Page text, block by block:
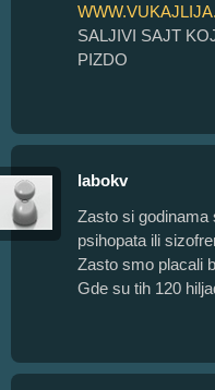
SALJIVI SAJT
PIZDO
labokv
Zasto si godinama
psihopata ili
Zasto smo placali
Gde su tih 120